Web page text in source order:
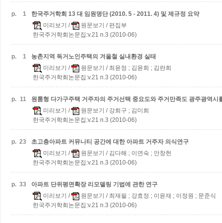
p. 1
한국주거학회 13 대 임원명단 (2010. 5 - 2011. 4) 및 제규정 요약
미리보기 / 원문보기 / 편집부
한국주거학회논문집:v.21 n.3 (2010-06)
p. 1
농촌지역 독거노인주택의 겨울철 실내환경 실태
미리보기 / 원문보기 / 최윤정 ; 김윤희 ; 김란희
한국주거학회논문집:v.21 n.3 (2010-06)
p. 11 원룸형 다가구주택 거주자의 주거선택 중요도와 주거만족도 광주광역시
미리보기 / 원문보기 / 강희구 ; 김미희
한국주거학회논문집:v.21 n.3 (2010-06)
p. 23
초고층아파트 커뮤니티 공간에 대한 아파트 거주자 의식연구
미리보기 / 원문보기 / 김다해 ; 이연숙 ; 안창헌
한국주거학회논문집:v.21 n.3 (2010-06)
p. 33
아파트 단위평면확장 리모델링 기법에 관한 연구
미리보기 / 원문보기 / 최재필 ; 강효정 ; 이윤재 ; 이정원 ; 문준식
한국주거학회논문집:v.21 n.3 (2010-06)